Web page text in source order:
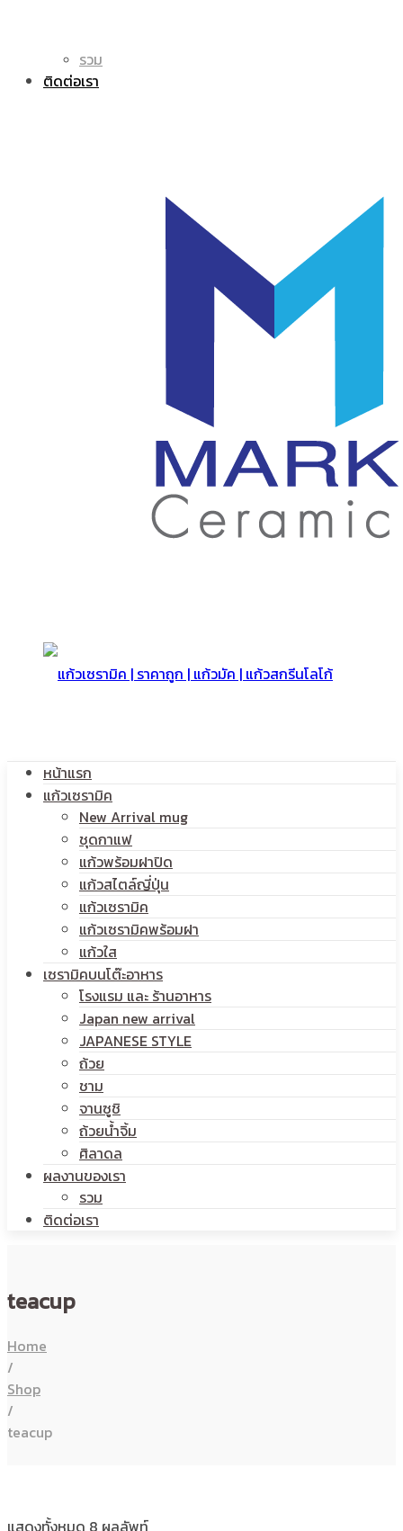
รวม
ติดต่อเรา
หน้าแรก
แก้วเซรามิค
New Arrival mug
ชุดกาแฟ
แก้วพร้อมฝาปิด
แก้วสไตล์ญี่ปุ่น
แก้วเซรามิค
แก้วเซรามิคพร้อมฝา
แก้วใส
เซรามิคบนโต๊ะอาหาร
โรงแรม และ ร้านอาหาร
Japan new arrival
JAPANESE STYLE
ถ้วย
ชาม
จานซูชิ
ถ้วยน้ำจิ้ม
ศิลาดล
ผลงานของเรา
รวม
ติดต่อเรา
teacup
Home
/
Shop
/
teacup
แสดงทั้งหมด 8 ผลลัพท์